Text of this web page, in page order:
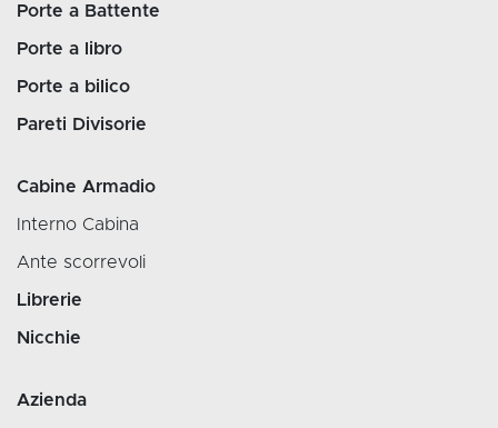
Porte a Battente
Porte a libro
Porte a bilico
Pareti Divisorie
Cabine Armadio
Interno Cabina
Ante scorrevoli
Librerie
Nicchie
Azienda